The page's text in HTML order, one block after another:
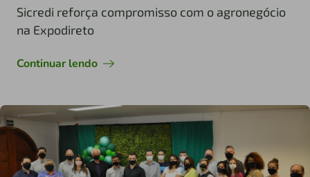
Sicredi reforça compromisso com o agronegócio
na Expodireto
Continuar lendo